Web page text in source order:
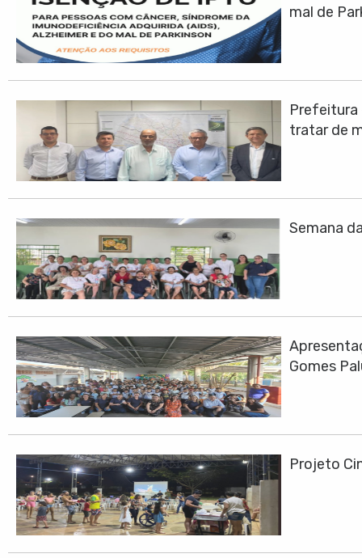
mal de
Prefeitura
tratar de
Semana
Gomes
Projeto